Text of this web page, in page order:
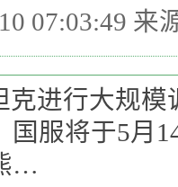
07:03:49 来
克进行大规
国服将于5月
…